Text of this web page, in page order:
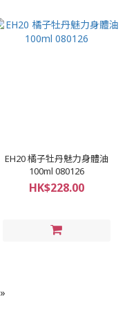
EH20 橘子牡丹魅力身體油
100ml 080126
HK$228.00
»